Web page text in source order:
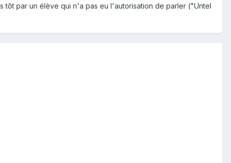
par un élève qui n'a pas eu l'autorisation de parler ("Untel